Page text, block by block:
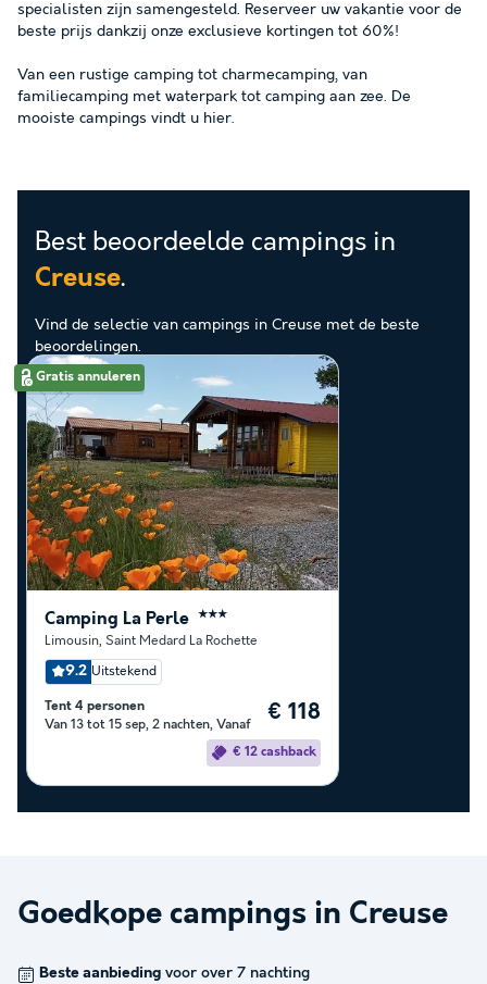
specialisten zijn samengesteld. Reserveer uw vakantie voor de
beste prijs dankzij onze exclusieve kortingen tot 60%!
Van een rustige camping tot charmecamping, van
familiecamping met waterpark tot camping aan zee. De
mooiste campings vindt u hier.
Best beoordeelde campings in
Creuse.
Vind de selectie van campings in Creuse met de beste
beoordelingen.
Gratis annuleren
Camping La Perle ★★★
Limousin, Saint Medard La Rochette
9.2 Uitstekend
Tent 4 personen
Van 13 tot 15 sep, 2 nachten, Vanaf
€ 118
€ 12 cashback
Goedkope campings in Creuse
Beste aanbieding voor over 7 nachting